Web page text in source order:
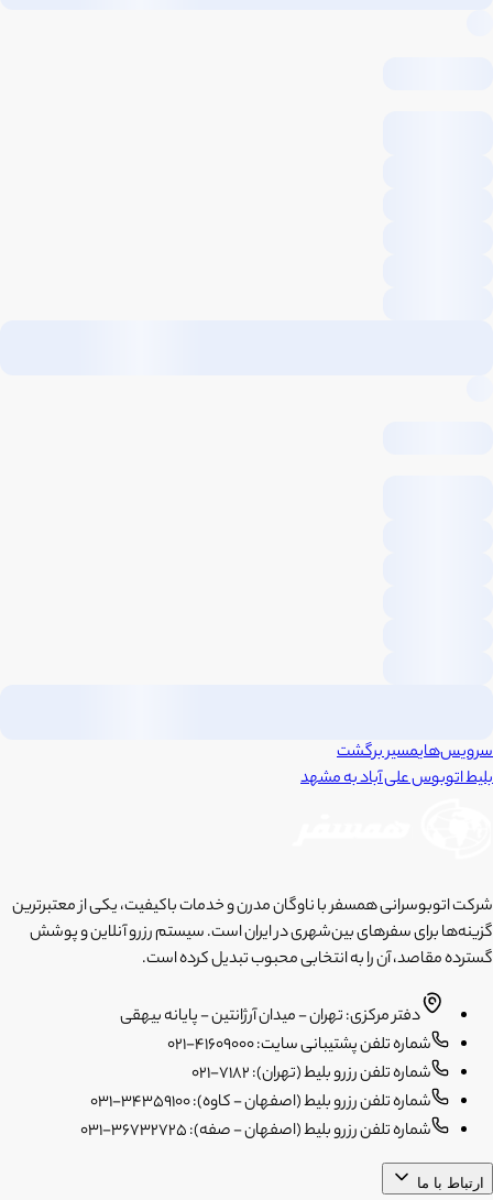
سرویس‌هایمسیر برگشت
بلیط اتوبوسعلی آبادبهمشهد
شرکت اتوبوسرانی همسفر با ناوگان مدرن و خدمات باکیفیت، یکی از معتبرترین
گزینه‌ها برای سفرهای بین‌شهری در ایران است. سیستم رزرو آنلاین و پوشش
گسترده مقاصد، آن را به انتخابی محبوب تبدیل کرده است.
دفتر مرکزی: تهران - میدان آرژانتین - پایانه بیهقی
شماره تلفن پشتیبانی سایت: 41609000-021
شماره تلفن رزرو بلیط (تهران): 7182-021
شماره تلفن رزرو بلیط (اصفهان - کاوه): 34359100-031
شماره تلفن رزرو بلیط (اصفهان - صفه): 36732725-031
ارتباط با ما